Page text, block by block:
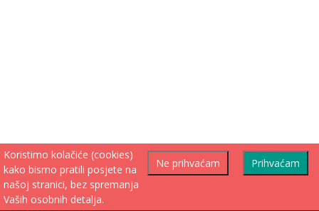
Prihvaćam
Ne prihvaćam
Koristimo kolačiće (cookies)
kako bismo pratili posjete na
našoj stranici, bez spremanja
Vaših osobnih detalja.